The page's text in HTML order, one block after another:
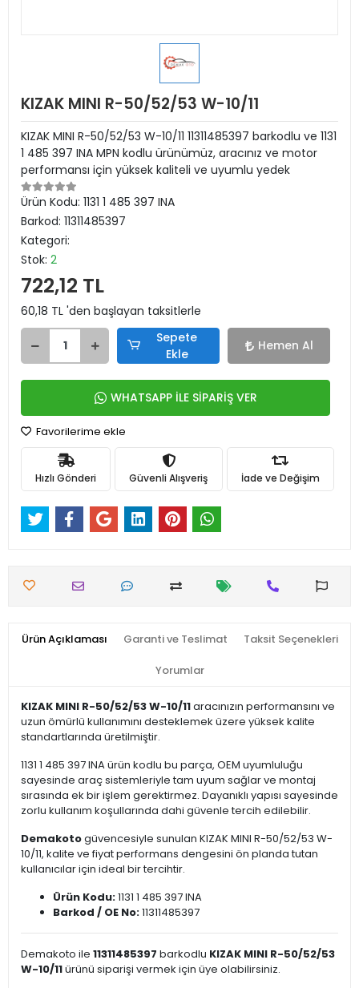
KIZAK MINI R-50/52/53 W-10/11
KIZAK MINI R-50/52/53 W-10/11 11311485397 barkodlu ve 1131
1 485 397 INA MPN kodlu ürünümüz, aracınız ve motor
performansı için yüksek kaliteli ve uyumlu yedek
Ürün Kodu: 1131 1 485 397 INA
Barkod: 11311485397
Kategori:
Stok: 2
722,12 TL
60,18 TL 'den başlayan taksitlerle
Sepete
Ekle
Hemen Al
WHATSAPP İLE SİPARİŞ VER
Favorilerime ekle
Hızlı Gönderi Güvenli Alışveriş İade ve Değişim
Ürün Açıklaması Garanti ve Teslimat Taksit Seçenekleri
Yorumlar
KIZAK MINI R-50/52/53 W-10/11aracınızın performansını ve
uzun ömürlü kullanımını desteklemek üzere yüksek kalite
standartlarında üretilmiştir.
1131 1 485 397 INA ürün kodlu bu parça, OEM uyumluluğu
sayesinde araç sistemleriyle tam uyum sağlar ve montaj
sırasında ek bir işlem gerektirmez. Dayanıklı yapısı sayesinde
zorlu kullanım koşullarında dahi güvenle tercih edilebilir.
Demakotogüvencesiyle sunulan KIZAK MINI R-50/52/53 W-
10/11, kalite ve fiyat performans dengesini ön planda tutan
kullanıcılar için ideal bir tercihtir.
Ürün Kodu:1131 1 485 397 INA
Barkod / OE No:11311485397
Demakoto ile 11311485397 barkodlu KIZAK MINI R-50/52/53
W-10/11ürünü siparişi vermek için üye olabilirsiniz.